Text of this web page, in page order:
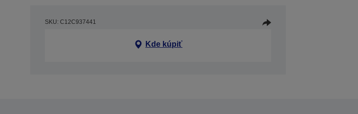
SKU: C12C937441
Kde kúpiť